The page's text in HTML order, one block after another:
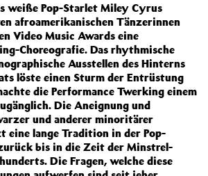
weiße Pop-Starlet Miley Cyrus
afroamerikanischen Tänzerinnen
Video Music Awards eine
Choreografie. Das rhythmische
Ausstellen des Hinterns
löste einen Sturm der Entrüstung
die Performance Twerking einem
Die Aneignung und
und anderer minoritärer
eine lange Tradition in der Pop-
bis in die Zeit der Minstrel-
Die Fragen, welche diese